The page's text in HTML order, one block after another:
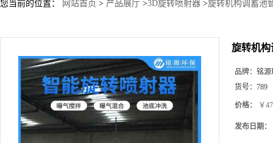
您当前的位置： 网站首页 > 产品展厅 >3D旋转喷射器 >旋转机构调蓄池
旋转机构
品牌： 铭源
货号： 789
价格： ￥
发布日期：